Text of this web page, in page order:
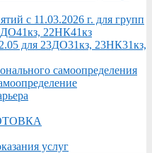
с 11.03.2026 г. для групп
22НК41кз
для 23ДО31кз, 23НК31кз,
самоопределения
услуг